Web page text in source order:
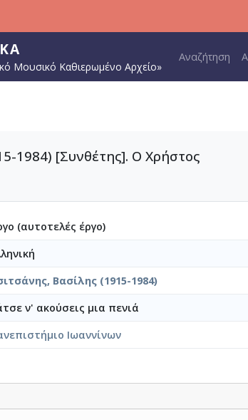
Μουσικό Καθιερωμένο Αρχείο»
Main
Αναζήτηση
1984) [Συνθέτης]. Ο Χρήστος
(αυτοτελές έργο)
Βασίλης (1915-1984)
ν' ακούσεις μια πενιά
Ιωαννίνων